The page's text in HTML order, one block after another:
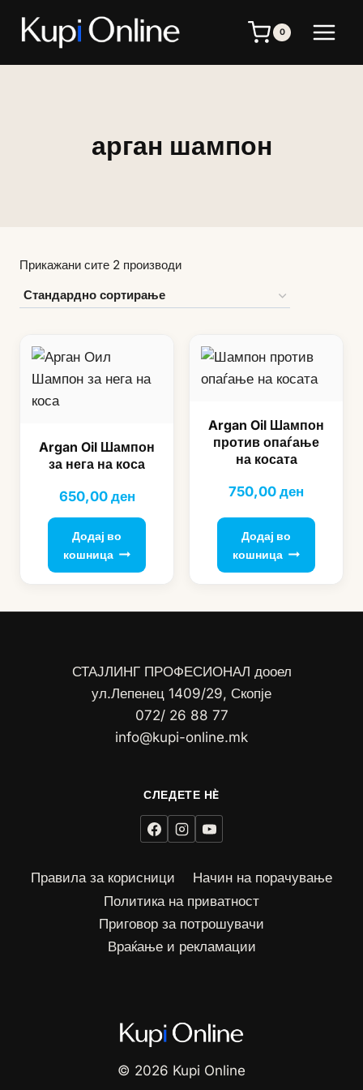
0
арган шампон
Прикажани сите 2 производи
Argan Oil Шампон
за нега на коса
650,00 ден
Додај во
кошница
Argan Oil Шампон
против опаѓање
на косата
750,00 ден
Додај во
кошница
СТАЈЛИНГ ПРОФЕСИОНАЛ дооел
ул.Лепенец 1409/29, Скопје
072/ 26 88 77
info@kupi-online.mk
Правила за корисници
Начин на порачување
Политика на приватност
Приговор за потрошувачи
Враќање и рекламации
© 2026 Kupi Online